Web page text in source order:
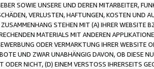
SOWIE UNSERE UND DEREN MITARBEITER,
VERLUSTEN, HAFTUNGEN, KOSTEN UND
STEHEN MIT (A) IHRER WEBSITE
MATERIALS MIT ANDEREN
ODER VERMARKTUNG IHRER WEBSITE
UND ZWAR UNABHÄNGIG DAVON, OB DIESE
NICHT, (D) EINEM VERSTOSS IHRERSEITS